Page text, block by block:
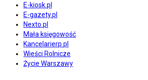
E-kiosk.pl
E-gazety.pl
Nexto.pl
Mała księgowość
Kancelarierp.pl
Wieści Rolnicze
Życie Warszawy